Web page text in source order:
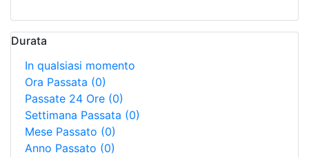
Durata
In qualsiasi momento
Ora Passata (0)
Passate 24 Ore (0)
Settimana Passata (0)
Mese Passato (0)
Anno Passato (0)